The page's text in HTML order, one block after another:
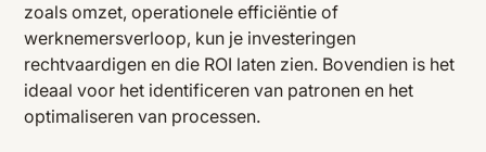
zoals omzet, operationele efficiëntie of
werknemersverloop, kun je investeringen
rechtvaardigen en die ROI laten zien. Bovendien is het
ideaal voor het identificeren van patronen en het
optimaliseren van processen.